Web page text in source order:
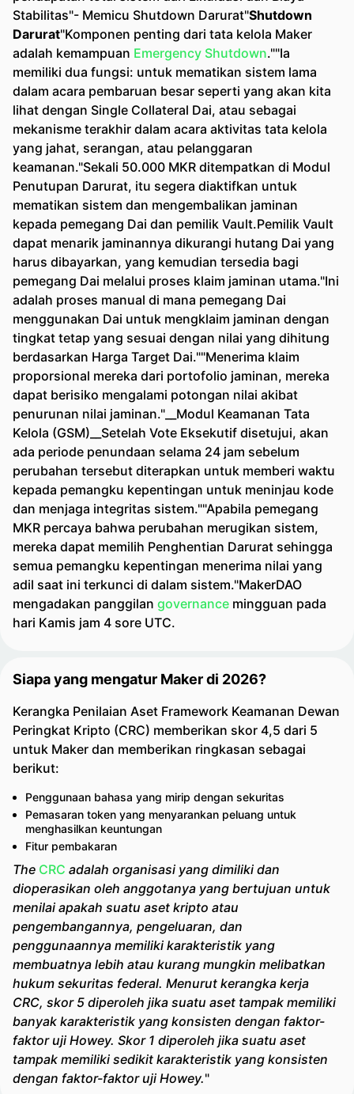
Stabilitas"- Memicu Shutdown Darurat"Shutdown
Darurat"Komponen penting dari tata kelola Maker
adalah kemampuan Emergency Shutdown.""Ia
memiliki dua fungsi: untuk mematikan sistem lama
dalam acara pembaruan besar seperti yang akan kita
lihat dengan Single Collateral Dai, atau sebagai
mekanisme terakhir dalam acara aktivitas tata kelola
yang jahat, serangan, atau pelanggaran
keamanan."Sekali 50.000 MKR ditempatkan di Modul
Penutupan Darurat, itu segera diaktifkan untuk
mematikan sistem dan mengembalikan jaminan
kepada pemegang Dai dan pemilik Vault.Pemilik Vault
dapat menarik jaminannya dikurangi hutang Dai yang
harus dibayarkan, yang kemudian tersedia bagi
pemegang Dai melalui proses klaim jaminan utama."Ini
adalah proses manual di mana pemegang Dai
menggunakan Dai untuk mengklaim jaminan dengan
tingkat tetap yang sesuai dengan nilai yang dihitung
berdasarkan Harga Target Dai.""Menerima klaim
proporsional mereka dari portofolio jaminan, mereka
dapat berisiko mengalami potongan nilai akibat
penurunan nilai jaminan."__Modul Keamanan Tata
Kelola (GSM)__Setelah Vote Eksekutif disetujui, akan
ada periode penundaan selama 24 jam sebelum
perubahan tersebut diterapkan untuk memberi waktu
kepada pemangku kepentingan untuk meninjau kode
dan menjaga integritas sistem.""Apabila pemegang
MKR percaya bahwa perubahan merugikan sistem,
mereka dapat memilih Penghentian Darurat sehingga
semua pemangku kepentingan menerima nilai yang
adil saat ini terkunci di dalam sistem."MakerDAO
mengadakan panggilan governance mingguan pada
hari Kamis jam 4 sore UTC.
Siapa yang mengatur Maker di 2026?
Kerangka Penilaian Aset Framework Keamanan Dewan
Peringkat Kripto (CRC) memberikan skor 4,5 dari 5
untuk Maker dan memberikan ringkasan sebagai
berikut:
Penggunaan bahasa yang mirip dengan sekuritas
Pemasaran token yang menyarankan peluang untuk
menghasilkan keuntungan
Fitur pembakaran
The CRC adalah organisasi yang dimiliki dan
dioperasikan oleh anggotanya yang bertujuan untuk
menilai apakah suatu aset kripto atau
pengembangannya, pengeluaran, dan
penggunaannya memiliki karakteristik yang
membuatnya lebih atau kurang mungkin melibatkan
hukum sekuritas federal. Menurut kerangka kerja
CRC, skor 5 diperoleh jika suatu aset tampak memiliki
banyak karakteristik yang konsisten dengan faktor-
faktor uji Howey. Skor 1 diperoleh jika suatu aset
tampak memiliki sedikit karakteristik yang konsisten
dengan faktor-faktor uji Howey."